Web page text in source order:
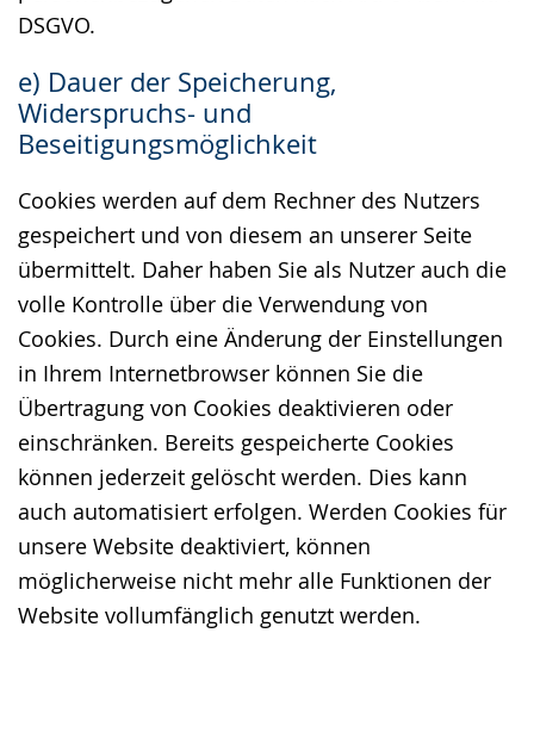
DSGVO.
e) Dauer der Speicherung,
Widerspruchs- und
Beseitigungsmöglichkeit
Cookies werden auf dem Rechner des Nutzers
gespeichert und von diesem an unserer Seite
übermittelt. Daher haben Sie als Nutzer auch die
volle Kontrolle über die Verwendung von
Cookies. Durch eine Änderung der Einstellungen
in Ihrem Internetbrowser können Sie die
Übertragung von Cookies deaktivieren oder
einschränken. Bereits gespeicherte Cookies
können jederzeit gelöscht werden. Dies kann
auch automatisiert erfolgen. Werden Cookies für
unsere Website deaktiviert, können
möglicherweise nicht mehr alle Funktionen der
Website vollumfänglich genutzt werden.